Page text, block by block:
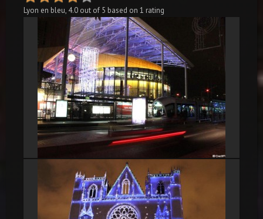
Lyon en bleu, 4.0 out of 5 based on 1 rating
Centre commercial Lyon Confluence